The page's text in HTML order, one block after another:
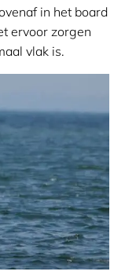
in het board
ervoor zorgen
vlak is.